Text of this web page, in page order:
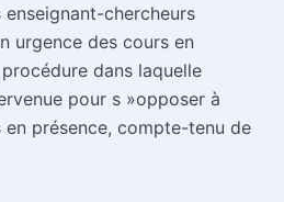
chercheurs
urgence des cours en
dans laquelle
pour s »opposer à
présence, compte-tenu de